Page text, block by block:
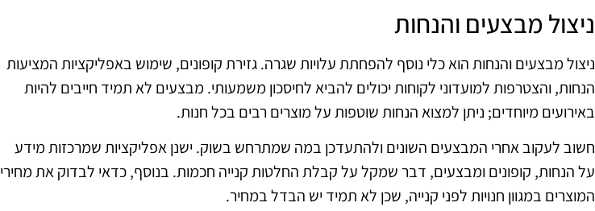
ניצול מבצעים והנחות
ניצול מבצעים והנחות הוא כלי נוסף להפחתת עלויות שגרה. גזירת קופונים, שימוש באפליקציות המציעות
הנחות, והצטרפות למועדוני לקוחות יכולים להביא לחיסכון משמעותי. מבצעים לא תמיד חייבים להיות
באירועים מיוחדים; ניתן למצוא הנחות שוטפות על מוצרים רבים בכל חנות.
חשוב לעקוב אחרי המבצעים השונים ולהתעדכן במה שמתרחש בשוק. ישנן אפליקציות שמרכזות מידע
על הנחות, קופונים ומבצעים, דבר שמקל על קבלת החלטות קנייה חכמות. בנוסף, כדאי לבדוק את מחירי
המוצרים במגוון חנויות לפני קנייה, שכן לא תמיד יש הבדל במחיר.